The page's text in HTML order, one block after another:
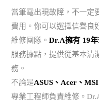
當筆電出現故障，不一定
費用。你可以選擇信譽良
維修團隊。Dr.A擁有 19
服務據點，提供從基本清
務。
不論是ASUS、Acer、
專業工程師負責維修。